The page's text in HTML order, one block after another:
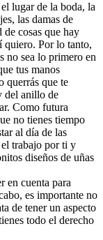
lugar de la boda, la
las damas de
cosas que hay
quiero. Por lo tanto,
no sea lo primero en
tus manos
querrás que te
del anillo de
Como futura
no tienes tiempo
al día de las
trabajo por ti y
diseños de uñas
en cuenta para
es importante no
de tener un aspecto
todo el derecho